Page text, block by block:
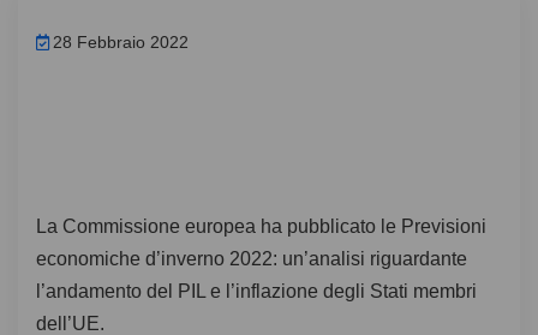
28 Febbraio 2022
La Commissione europea ha pubblicato le Previsioni
economiche d’inverno 2022: un’analisi riguardante
l’andamento del PIL e l’inflazione degli Stati membri
dell’UE.